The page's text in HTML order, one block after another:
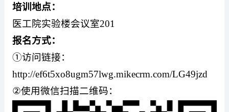
培训地点：
医工院实验楼会议室201
报名方式：
①访问链接：
http://ef6t5xo8ugm57lwg.mikecrm.com/LG49jzd
②使用微信扫描二维码：